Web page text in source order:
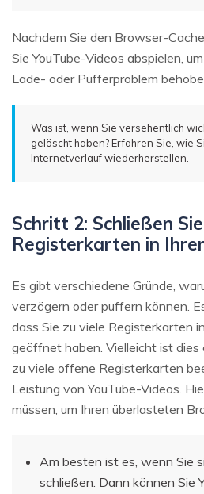
Nachdem Sie den Browser-
Sie YouTube-Videos abspielen,
Lade- oder Pufferproblem
Was ist, wenn Sie versehentlich
gelöscht haben? Erfahren Sie, wie
Internetverlauf wiederherstellen.
Schritt 2: Schließen
Registerkarten in
Es gibt verschiedene Gründe,
verzögern oder puffern können.
dass Sie zu viele Registerkarten
geöffnet haben. Vielleicht ist dies
zu viele offene Registerkarten
Leistung von YouTube-Videos.
müssen, um Ihren überlasteten
Am besten ist es, wenn Sie
schließen. Dann können Sie